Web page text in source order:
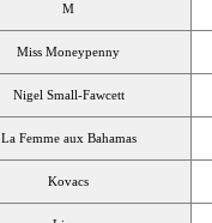
M
Miss Moneypenny
Nigel Small-Fawcett
La Femme aux Bahamas
Kovacs